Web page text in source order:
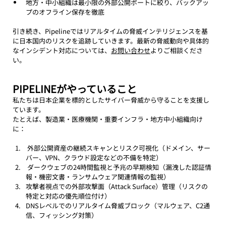
地方・中小組織は最小限の外部公開ポートに絞り、バックアッ
プのオフライン保存を徹底
引き続き、Pipelineではリアルタイムの脅威インテリジェンスを基
に日本国内のリスクを追跡していきます。最新の脅威動向や具体的
なインシデント対応については、 お問い合わせよりご相談くださ
い。
PIPELINEがやっていること
私たちは日本企業を標的としたサイバー脅威から守ることを支援し
ています。
たとえば、製造業・医療機関・重要インフラ・地方中小組織向け
に：
外部公開資産の継続スキャンとリスク可視化（ドメイン、サー
バー、VPN、クラウド設定などの不備を特定）
ダークウェブの24時間監視と予兆の早期検知（漏洩した認証情
報・機密文書・ランサムウェア関連情報の監視）
攻撃者視点での外部攻撃面（Attack Surface）管理（リスクの
特定と対応の優先順位付け）
DNSレベルでのリアルタイム脅威ブロック（マルウェア、C2通
信、フィッシング対策）